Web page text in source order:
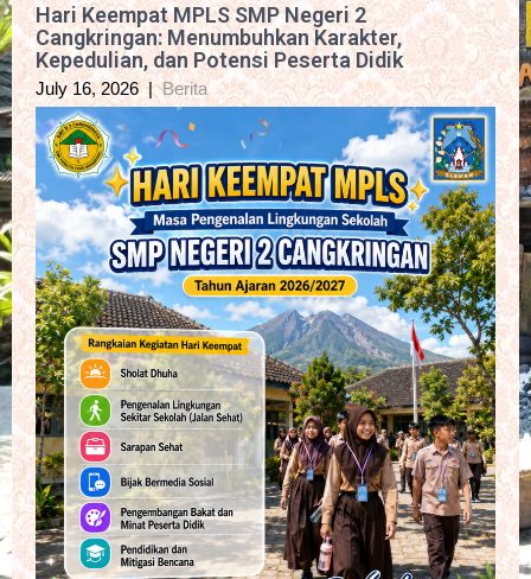
Hari Keempat MPLS SMP Negeri 2
Cangkringan: Menumbuhkan Karakter,
Kepedulian, dan Potensi Peserta Didik
July 16, 2026 |Berita